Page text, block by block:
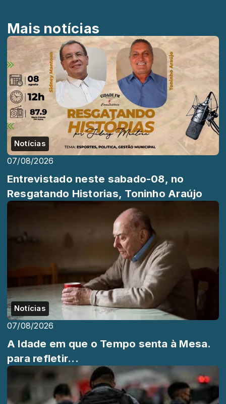
Mais notícias
Notícias
07/08/2026
Entrevistado neste sabado-08, no
Resgatando Historias, Toninho Araújo
Notícias
07/08/2026
A Idade em que o Tempo senta à Mesa.
para refletir...